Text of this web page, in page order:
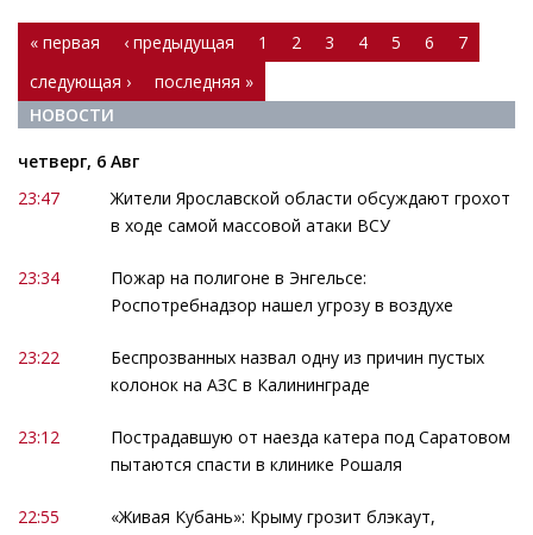
Страницы
« первая ‹ предыдущая 1 2 3 4 5 6
7
следующая ›
последняя »
НОВОСТИ
четверг, 6 Авг
23:47
Жители Ярославской области обсуждают грохот
в ходе самой массовой атаки ВСУ
23:34
Пожар на полигоне в Энгельсе:
Роспотребнадзор нашел угрозу в воздухе
23:22
Беспрозванных назвал одну из причин пустых
колонок на АЗС в Калининграде
23:12
Пострадавшую от наезда катера под Саратовом
пытаются спасти в клинике Рошаля
22:55
«Живая Кубань»: Крыму грозит блэкаут,